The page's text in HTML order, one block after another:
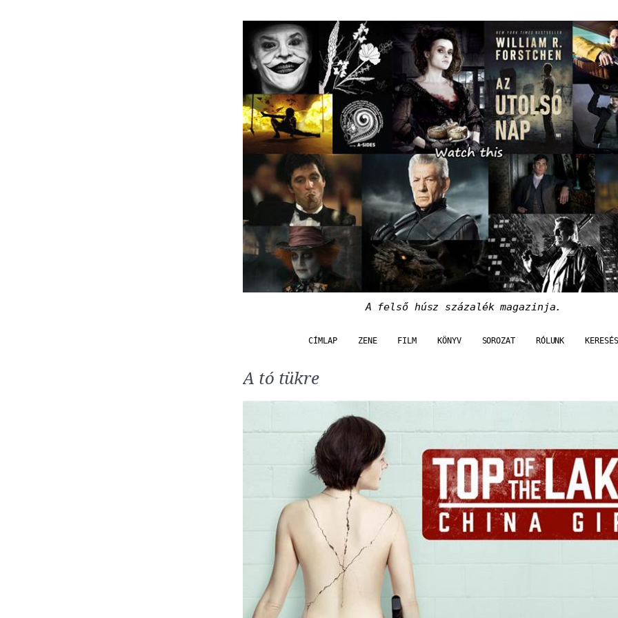
A felső húsz százalék magazinja.
CÍMLAP ZENE FILM KÖNYV SOROZAT RÓLUNK KERESÉS
A tó tükre